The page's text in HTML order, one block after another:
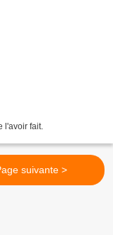
l'avoir fait.
suivante >